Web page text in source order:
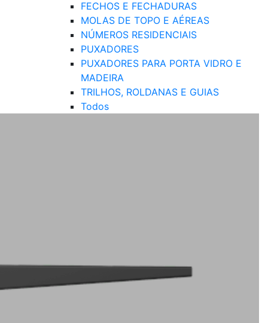
FECHOS E FECHADURAS
MOLAS DE TOPO E AÉREAS
NÚMEROS RESIDENCIAIS
PUXADORES
PUXADORES PARA PORTA VIDRO E
MADEIRA
TRILHOS, ROLDANAS E GUIAS
Todos